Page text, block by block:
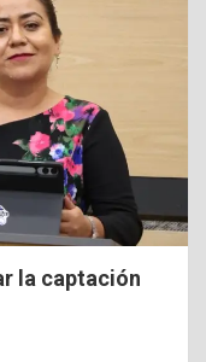
la captación